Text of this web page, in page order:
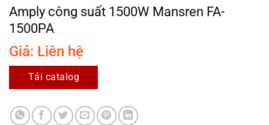
Amply công suất 1500W Mansren FA-
1500PA
Giá: Liên hệ
Tải catalog